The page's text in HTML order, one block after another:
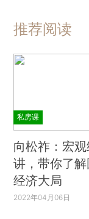
推荐阅读
私房课
向松祚：宏
讲，带你了
经济大局
2022年04月06日